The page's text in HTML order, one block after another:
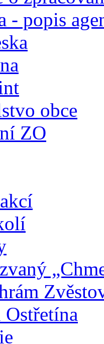
- popis
obce
ZO